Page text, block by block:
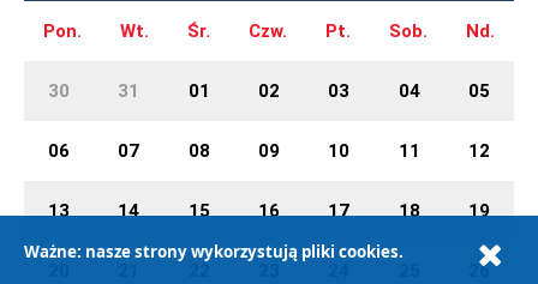
Pon. Wt. Śr. Czw. Pt. Sob. Nd.
30 31 01 02 03 04 05
06 07 08 09 10 11 12
13 14 15 16 17 18 19
26
Ważne: nasze strony wykorzystują pliki cookies.